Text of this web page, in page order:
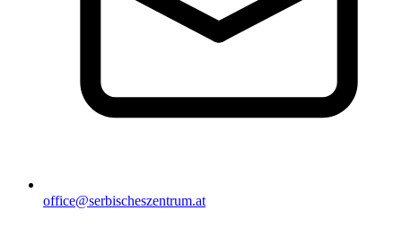
office@serbischeszentrum.at